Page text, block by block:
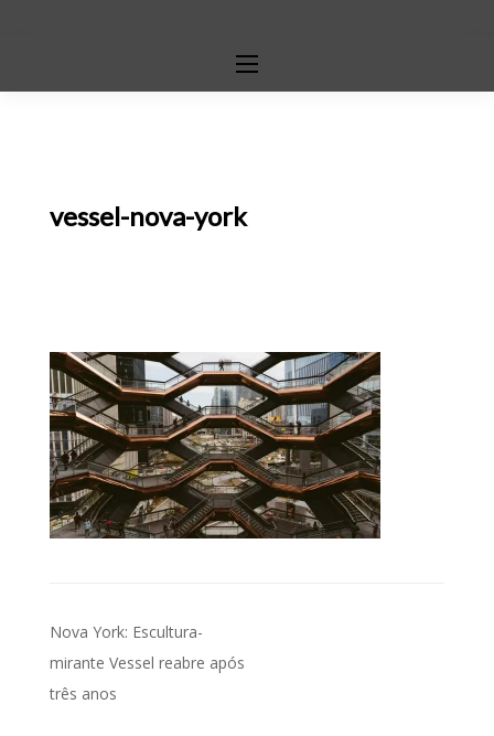
vessel-nova-york
Navegação
de
Post
Nova York: Escultura-
mirante Vessel reabre após
três anos